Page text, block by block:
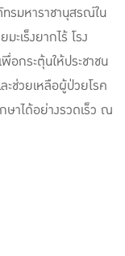
รมหาราชานุสรณ์ใน
เร็งยากไร้ โรง
กระตุ้นให้ประชาชน
ช่วยเหลือผู้ป่วยโรค
ษาได้อย่างรวดเร็ว ณ